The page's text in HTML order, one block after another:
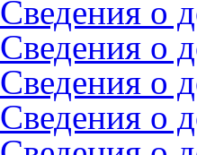
Сведения о
Сведения о
Сведения о
Сведения о